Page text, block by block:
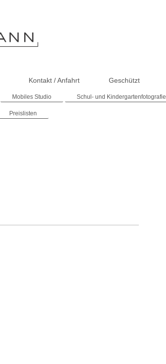
Kontakt / Anfahrt Geschützt
Mobiles Studio Schul- und Kindergartenfotografie
Preislisten